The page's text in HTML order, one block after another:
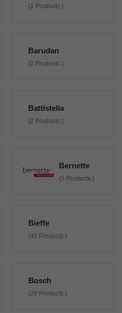
(1 Products )
Barudan
(2 Products )
Battistella
(2 Products )
Bernette
(5 Products )
Bieffe
(42 Products )
Bosch
(28 Products )